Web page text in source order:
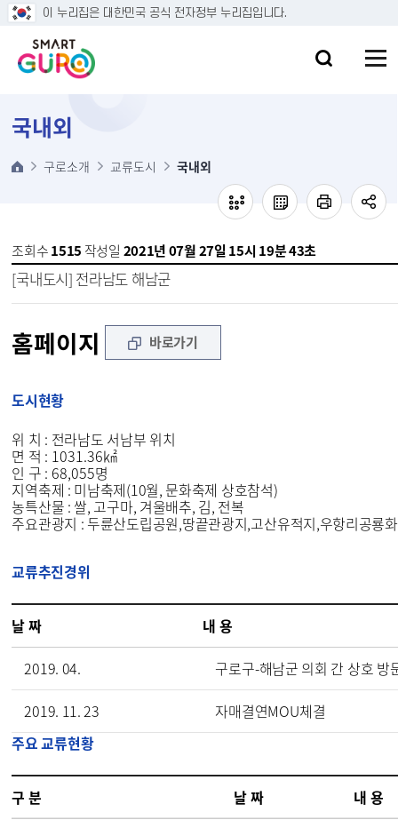
본문 바로가기
이 누리집은 대한민국 공식 전자정부 누리집입니다.
국내외
구로소개 교류도시 국내외
조회수1515 작성일 2021년 07월 27일 15시 19분 43초
[국내도시] 전라남도 해남군
홈페이지 바로가기
도시현황
위 치 : 전라남도 서남부 위치
면 적 : 1031.36㎢
인 구 : 68,055명
지역축제 : 미남축제(10월, 문화축제 상호참석)
농특산물 : 쌀, 고구마, 겨울배추, 김, 전복
주요관광지 : 두륜산도립공원,땅끝관광지,고산유적지,우항리공룡
교류추진경위
날 짜
내 용
2019. 04.
구로구-해남군 의회 간 상호 방
2019. 11. 23
자매결연MOU체결
주요 교류현황
구 분 날 짜 내 용